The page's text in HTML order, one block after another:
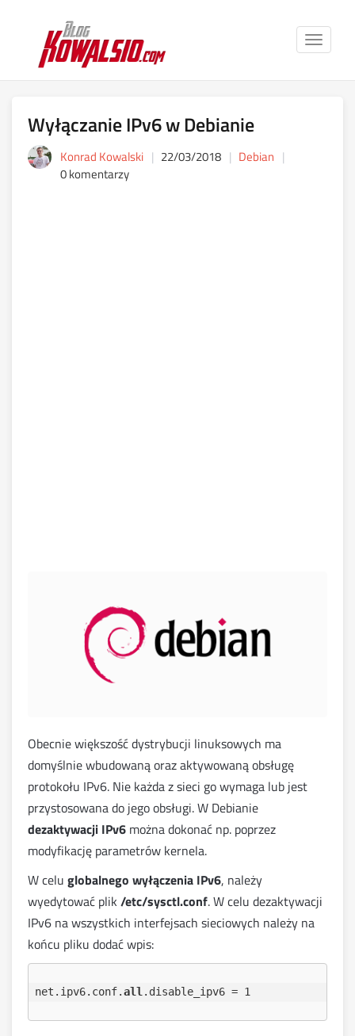
Toggle
Wyłączanie IPv6 w Debianie
Konrad Kowalski 22/03/2018
Debian
0 komentarzy
Obecnie większość dystrybucji linuksowych ma
domyślnie wbudowaną oraz aktywowaną obsługę
protokołu IPv6. Nie każda z sieci go wymaga lub jest
przystosowana do jego obsługi. W Debianie
dezaktywacji IPv6 można dokonać np. poprzez
modyfikację parametrów kernela.
W celu globalnego wyłączenia IPv6, należy
wyedytować plik /etc/sysctl.conf. W celu dezaktywacji
IPv6 na wszystkich interfejsach sieciowych należy na
końcu pliku dodać wpis:
net.ipv6.conf.all